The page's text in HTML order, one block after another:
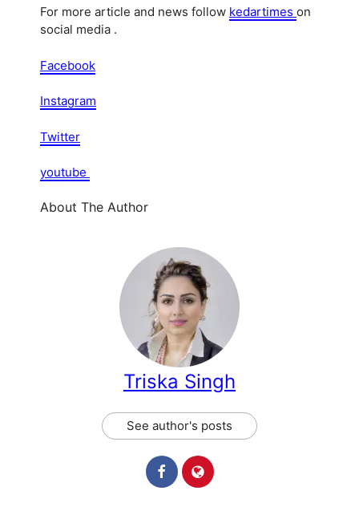
For more article and news follow kedartimes on
social media .
Facebook
Instagram
Twitter
youtube
About The Author
Triska Singh
See author's posts